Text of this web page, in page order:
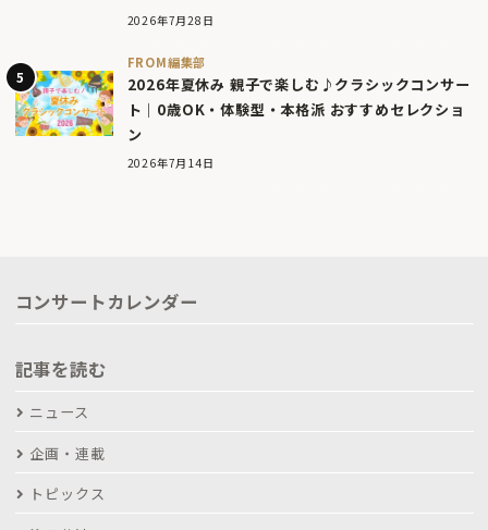
2026年7月28日
FROM編集部
2026年夏休み 親子で楽しむ♪クラシックコンサー
ト｜0歳OK・体験型・本格派 おすすめセレクショ
ン
2026年7月14日
コンサートカレンダー
記事を読む
ニュース
企画・連載
トピックス